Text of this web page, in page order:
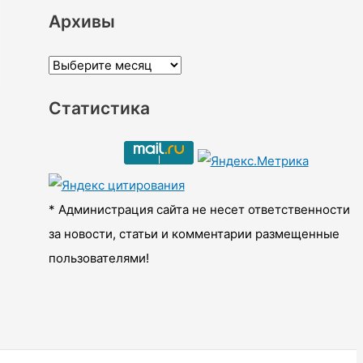
Архивы
А
х
ы
Статистика
* Администрация сайта не несет ответственности
за новости, статьи и комментарии размещенные
пользователями!